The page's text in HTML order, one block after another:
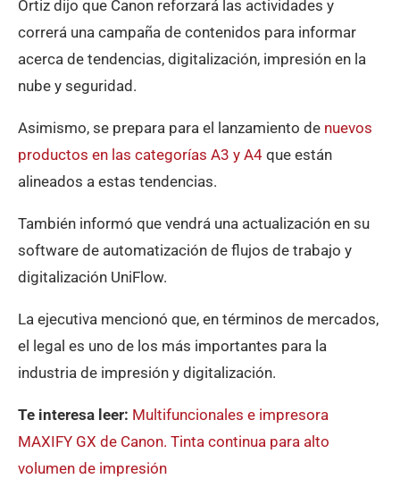
Ortiz dijo que Canon reforzará las actividades y
correrá una campaña de contenidos para informar
acerca de tendencias, digitalización, impresión en la
nube y seguridad.
Asimismo, se prepara para el lanzamiento de nuevos
productos en las categorías A3 y A4 que están
alineados a estas tendencias.
También informó que vendrá una actualización en su
software de automatización de flujos de trabajo y
digitalización UniFlow.
La ejecutiva mencionó que, en términos de mercados,
el legal es uno de los más importantes para la
industria de impresión y digitalización.
Te interesa leer: Multifuncionales e impresora
MAXIFY GX de Canon. Tinta continua para alto
volumen de impresión